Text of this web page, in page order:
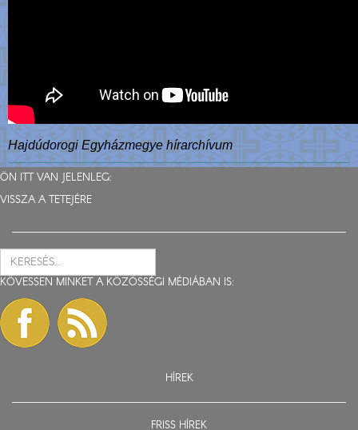
Hajdúdorogi Egyházmegye hírarchívum
ÖN ITT VAN JELENLEG:
VISSZA A TETEJÉRE
KÖVESSEN MINKET A KÖZÖSSÉGI MÉDIÁBAN IS:
HÍREK
FRISS HÍREK